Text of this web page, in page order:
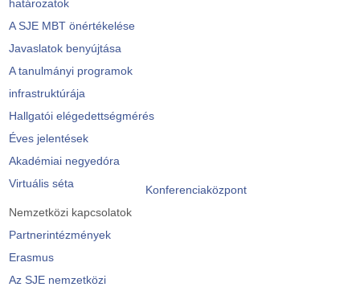
határozatok
A SJE MBT önértékelése
Javaslatok benyújtása
A tanulmányi programok
infrastruktúrája
Hallgatói elégedettségmérés
Éves jelentések
Akadémiai negyedóra
Virtuális séta
Konferenciaközpont
Nemzetközi kapcsolatok
Partnerintézmények
Erasmus
Az SJE nemzetközi